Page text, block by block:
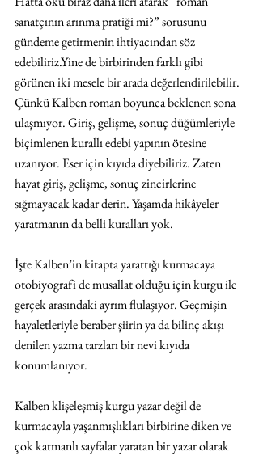
sanatçının arınma pratiği mi?” sorusunu
gündeme getirmenin ihtiyacından söz
edebiliriz.Yine de birbirinden farklı gibi
görünen iki mesele bir arada değerlendirilebilir.
Çünkü Kalben roman boyunca beklenen sona
ulaşmıyor. Giriş, gelişme, sonuç düğümleriyle
biçimlenen kurallı edebi yapının ötesine
uzanıyor. Eser için kıyıda diyebiliriz. Zaten
hayat giriş, gelişme, sonuç zincirlerine
sığmayacak kadar derin. Yaşamda hikâyeler
yaratmanın da belli kuralları yok.
İşte Kalben’in kitapta yarattığı kurmacaya
otobiyografi de musallat olduğu için kurgu ile
gerçek arasındaki ayrım flulaşıyor. Geçmişin
hayaletleriyle beraber şiirin ya da bilinç akışı
denilen yazma tarzları bir nevi kıyıda
konumlanıyor.
Kalben klişeleşmiş kurgu yazar değil de
kurmacayla yaşanmışlıkları birbirine diken ve
çok katmanlı sayfalar yaratan bir yazar olarak